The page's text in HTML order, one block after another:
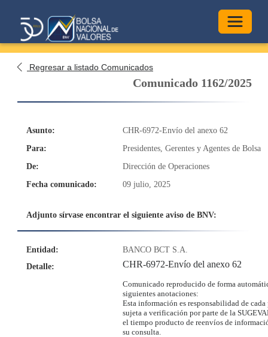
Regresar a listado Comunicados
Comunicado 1162/2025
Asunto:
CHR-6972-Envío del anexo 62
Para:
Presidentes, Gerentes y Agentes de Bolsa
De:
Dirección de Operaciones
Fecha comunicado:
09 julio, 2025
Adjunto sírvase encontrar el siguiente aviso de BNV:
Entidad:
BANCO BCT S.A.
Detalle:
CHR-6972-Envío del anexo 62
Comunicado reproducido de forma
siguientes anotaciones:
Esta información es responsabilidad de
sujeta a verificación por parte de la
el tiempo producto de reenvíos de
su consulta.